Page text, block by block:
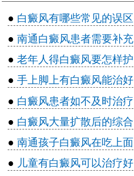
● 白癜风有哪些常见的误区
● 南通白癜风患者需要补充
● 老年人得白癜风要怎样护
● 手上脚上有白癜风能治好
● 白癜风患者如不及时治疗
● 白癜风大量扩散后的综合
● 南通孩子白癜风在吃上面
● 儿童有白癜风可以治疗好